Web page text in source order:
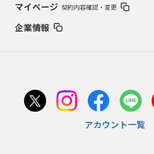
マイページ 契約内容確認・変更
企業情報
アカウント一覧